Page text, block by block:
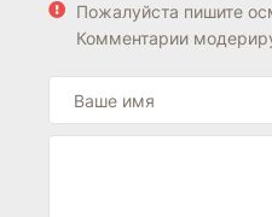
Пожалуйста пишите
Комментарии